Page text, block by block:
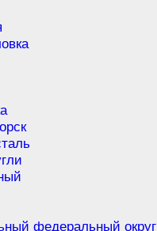
федеральный округ